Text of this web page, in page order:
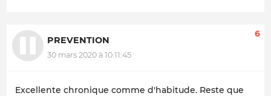
PREVENTION
30 mars 2020 à 10:11:45
6
Excellente chronique comme d'habitude. Reste que